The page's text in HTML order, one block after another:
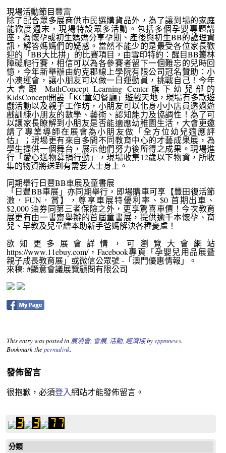
現場活動節目豐富
除了配合眾多展商供市民選購貨品外，為了讓到場的家庭
能歡度週末，現場特設眾多活動。包括多個孕嬰專題講
座，為懷孕或初生媽媽分享孕期、產後與初生BB的護理資
訊，解答媽媽們的疑惑。當然不能少的是最受各位家長歡
迎的「BB大比拼」的比賽項目，由雪印特約：醒目BB叢林
障礙爬行賽，相信可以為各參賽者留下一個難忘的兒時回
憶，今年新舉辦由約克郡線上學院有限公司冠名贊助：小
小澳運會，讓小朋友可以做一日運動員，挑戰自己！今年
大會跟 MathConcept Learning Center旗下幼兒部的
KidsConcept開設「KC童幻餐廳」遊戲天地，現場有多款遊
戲活動以及親子工作坊，小朋友可以化身小小店員透過遊
戲訓練小朋友的數學、藝術、認知能力及協調性！為了可
以讓家長瞭解到小朋友是否能適應幼稚園生活，大會更邀
請了專業導師在展會為小朋友做「全方位幼兒適應評
估」；現場更有來自多間不同教育中心的才藝成果展，為
學生提供一個舞台，展示他們努力後所得之成果。現場進
行「愛心送物募捐行動」，現場收集12歲以下物資，所收
集的物資將送到有需要人士身上。
同期舉行日豐BB車展及童書展
「日豐BB車展」亦同期舉行，即場購車可享【豐田復活節
激．FUN．賞】，尊享車展特優利率、$0 首期出車、
$2,000 油券同第三者保險之外，更享驚喜車價！今次教育
展更有由一書齋舉辦的首屆童書展，提供逾千本懷孕、育
兒、早教及兒童繪本助新手爸媽解決各種憂慮！
欲知更多展會詳情，可瀏覽大會網站
https://www.11ebuy.com/，Facebook專頁「孕嬰兒用品展暨
親子成長教育展」或微信公眾號 -「澳門優惠情報」。
來稿: #顯意會議展覽顧問有限公司
This entry was posted in 展消會, 會展, 活動, 經濟版byvppmnews.
Bookmark thepermalink.
發佈留言
很抱歉，必須登入網站才能發佈留言。
分類